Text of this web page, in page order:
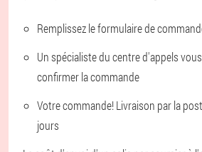
Remplissez le formulaire de
Un spécialiste du centre d'appels
confirmer la commande
Votre commande! Livraison par la
jours